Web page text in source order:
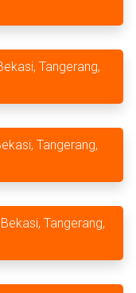
Tangerang,
Tangerang,
Tangerang,